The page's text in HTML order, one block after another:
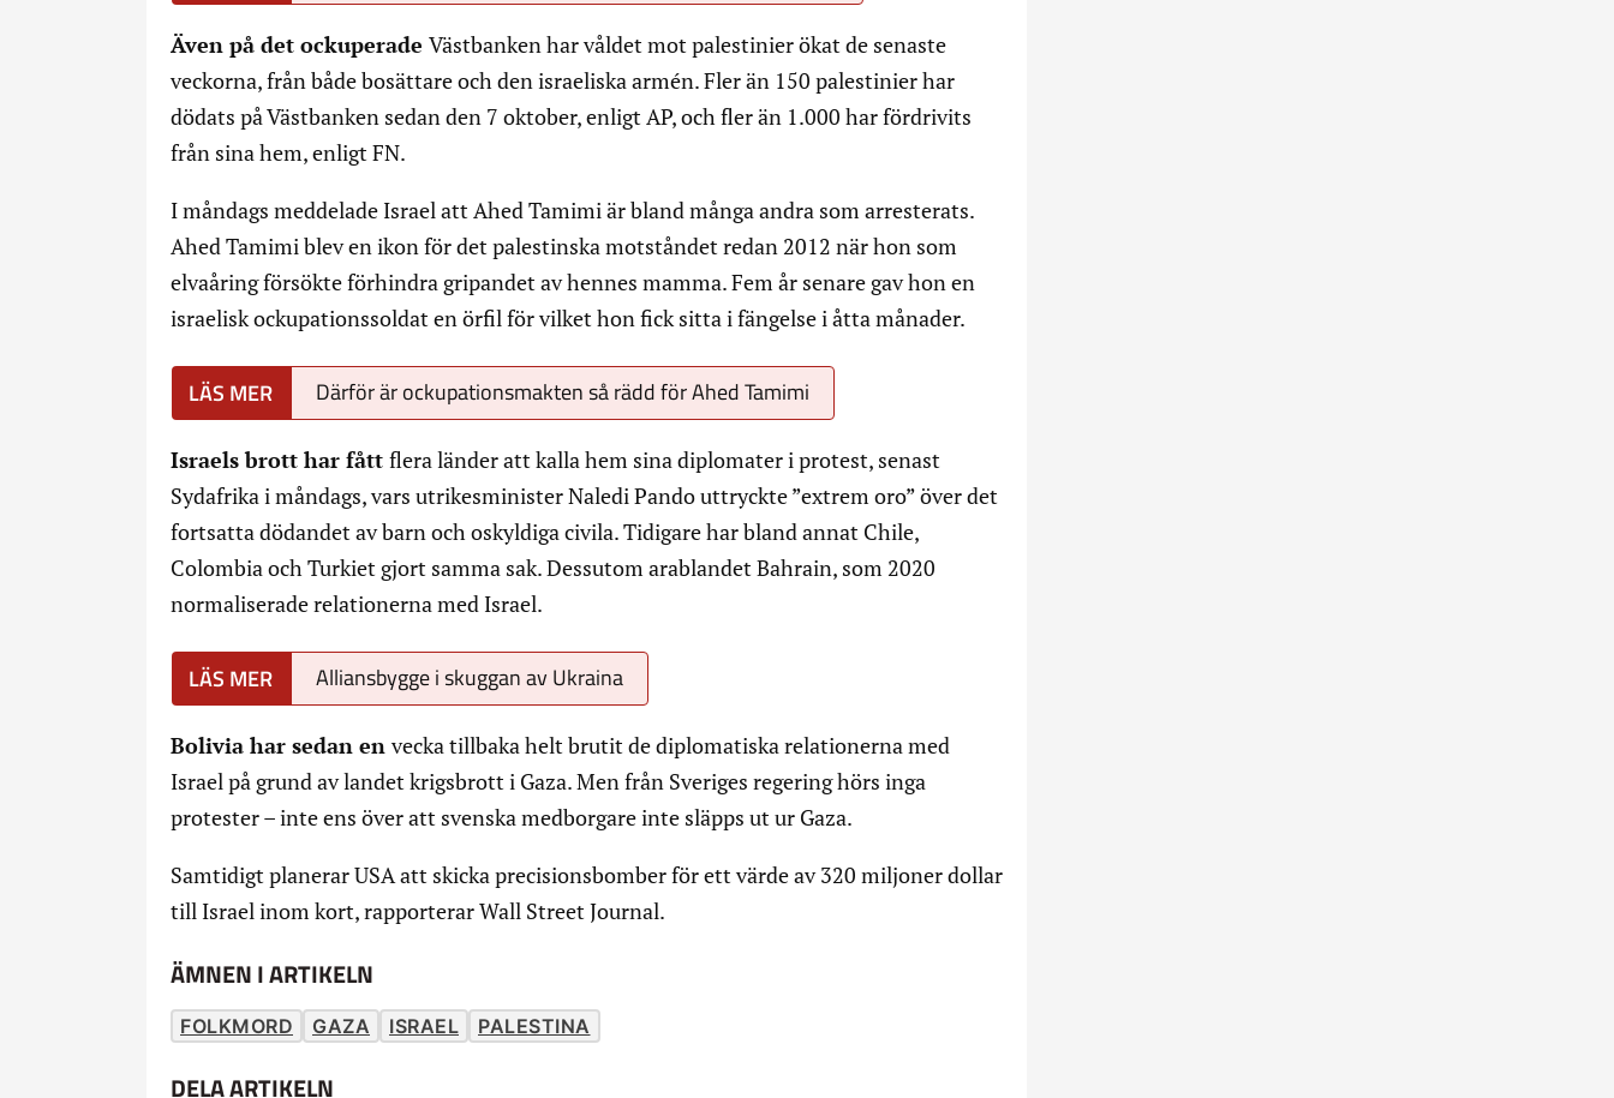
Även på det ockuperade Västbanken har våldet mot palestinier ökat de senaste
veckorna, från både bosättare och den israeliska armén. Fler än 150 palestinier har
dödats på Västbanken sedan den 7 oktober, enligt AP, och fler än 1.000 har fördrivits
från sina hem, enligt FN.
I måndags meddelade Israel att Ahed Tamimi är bland många andra som arresterats.
Ahed Tamimi blev en ikon för det palestinska motståndet redan 2012 när hon som
elvaåring försökte förhindra gripandet av hennes mamma. Fem år senare gav hon en
israelisk ockupationssoldat en örfil för vilket hon fick sitta i fängelse i åtta månader.
Därför är ockupationsmakten så rädd för Ahed Tamimi
Israels brott har fått flera länder att kalla hem sina diplomater i protest, senast
Sydafrika i måndags, vars utrikesminister Naledi Pando uttryckte ”extrem oro” över det
fortsatta dödandet av barn och oskyldiga civila. Tidigare har bland annat Chile,
Colombia och Turkiet gjort samma sak. Dessutom arablandet Bahrain, som 2020
normaliserade relationerna med Israel.
Alliansbygge i skuggan av Ukraina
Bolivia har sedan en vecka tillbaka helt brutit de diplomatiska relationerna med
Israel på grund av landet krigsbrott i Gaza. Men från Sveriges regering hörs inga
protester – inte ens över att svenska medborgare inte släpps ut ur Gaza.
Samtidigt planerar USA att skicka precisionsbomber för ett värde av 320 miljoner dollar
till Israel inom kort, rapporterar Wall Street Journal.
ÄMNEN I ARTIKELN
FOLKMORD GAZA ISRAEL PALESTINA
DELA ARTIKELN